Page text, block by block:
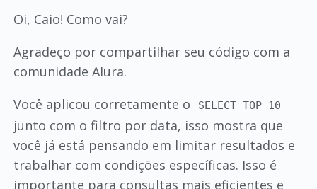
Oi, Caio! Como vai?
Agradeço por compartilhar seu código com a
comunidade Alura.
Você aplicou corretamente o
SELECT TOP 10
junto com o filtro por data, isso mostra que
você já está pensando em limitar resultados e
trabalhar com condições específicas. Isso é
importante para consultas mais eficientes e